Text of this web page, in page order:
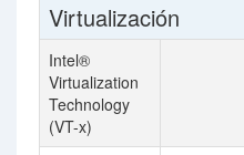
Virtualización
Intel®
Virtualization
Technology
(VT-x)